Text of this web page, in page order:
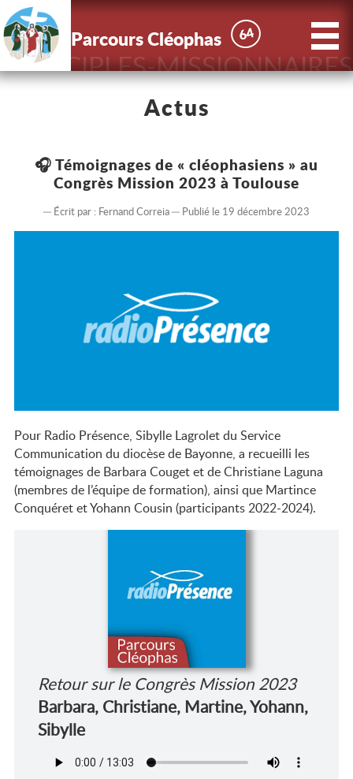
Parcours
Cléophas
64
X
Le Parcours
Nous
Inscriptions
DISCIPLES-MISSIONNAIRES
Parcours Cléophas 64
Actus
🎧 Témoignages de « cléophasiens » au
Congrès Mission 2023 à Toulouse
Écrit par : Fernand Correia Publié le 19 décembre 2023
Pour Radio Présence, Sibylle Lagrolet du Service
Communication du diocèse de Bayonne, a recueilli les
témoignages de Barbara Couget et de Christiane Laguna
(membres de l’équipe de formation), ainsi que Martince
Conquéret et Yohann Cousin (participants 2022-2024).
Retour sur le Congrès Mission 2023
Barbara, Christiane, Martine, Yohann,
Sibylle